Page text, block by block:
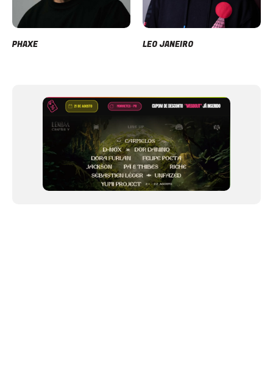
PHAXE LEO JANEIRO